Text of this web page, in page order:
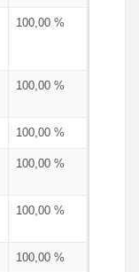
100,00 %
100,00 %
100,00 %
100,00 %
100,00 %
100,00 %